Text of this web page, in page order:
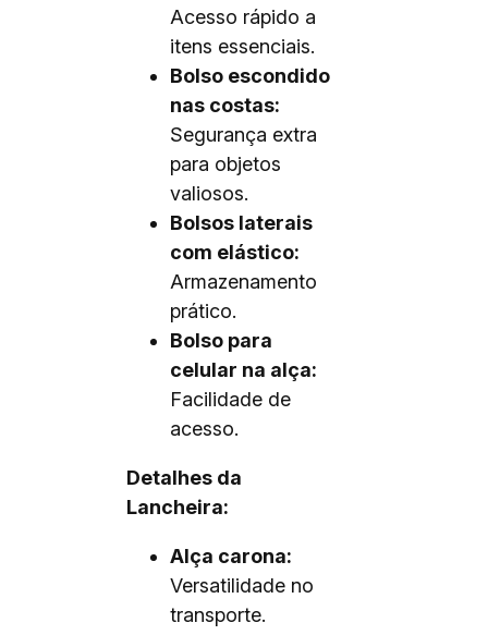
Acesso rápido a
itens essenciais.
Bolso escondido
nas costas:
Segurança extra
para objetos
valiosos.
Bolsos laterais
com elástico:
Armazenamento
prático.
Bolso para
celular na alça:
Facilidade de
acesso.
Detalhes da
Lancheira:
Alça carona:
Versatilidade no
transporte.